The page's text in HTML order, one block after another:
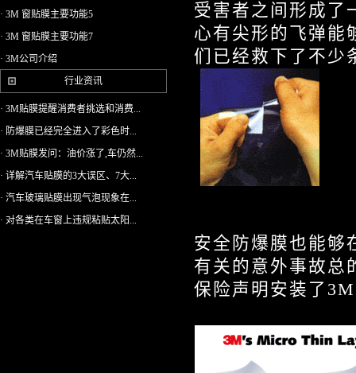
· 3M 窗贴膜主要功能5
· 3M 窗贴膜主要功能7
· 3M公司介绍
行业资讯
· 3M贴膜提醒消费者挑选和消费...
· 防爆膜已经完全进入了彩色时...
· 3M贴膜发问：油价涨了,车仍然...
· 详解汽车贴膜的3大误区、7大...
· 汽车玻璃贴膜出现气泡现象在...
· 对各类在车窗上违规粘贴太阳...
受害者之间形成
心有尖形的飞弹能
们已经救下了不少
安全防爆膜也能够
有关的意外事故总
保险声明安装了